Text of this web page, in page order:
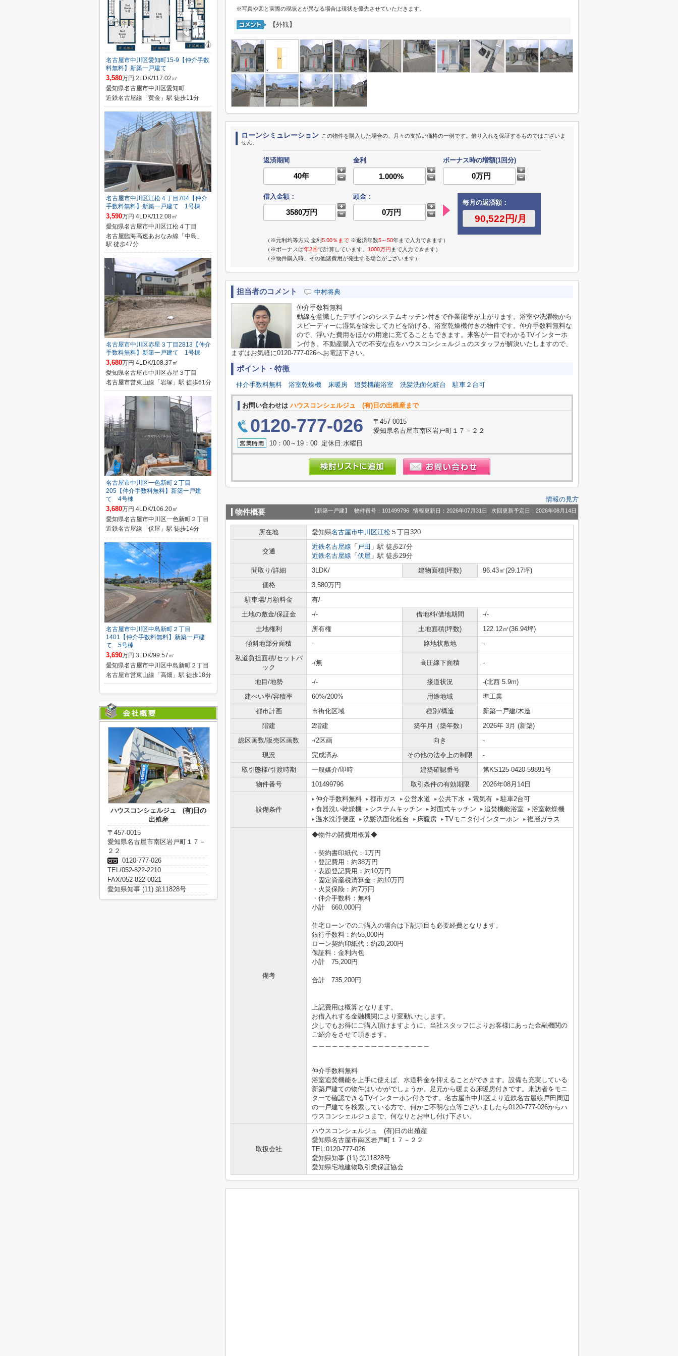
※写真や図と実際の現状とが異なる場合は現状を優先させていただきます。
【外観】
ローンシミュレーション この物件を購入した場合の、月々の支払い価格の一例です。借り入れを保証するものではございま
せん。
返済期間 金利 ボーナス時の増額(1回分)
借入金額：
頭金：
毎月の返済額：
（※元利均等方式 金利5.00％まで ※返済年数5～50年まで入力できます）
（※ボーナスは年2回で計算しています。 1000万円 まで入力できます）
（※物件購入時、その他諸費用が発生する場合がございます）
担当者のコメント 中村将典
仲介手数料無料
動線を意識したデザインのシステムキッチン付きで作業能率が上がります。浴室や洗濯物から
スピーディーに湿気を除去してカビを防げる、浴室乾燥機付きの物件です。仲介手数料無料な
ので、浮いた費用をほかの用途に充てることもできます。来客が一目でわかるTVインターホ
ン付き。不動産購入での不安な点をハウスコンシェルジュのスタッフが解決いたしますので、
まずはお気軽に0120-777-026へお電話下さい。
ポイント・特徴
仲介手数料無料 浴室乾燥機 床暖房 追焚機能浴室 洗髪洗面化粧台 駐車２台可
お問い合わせは ハウスコンシェルジュ (有)日の出殖産まで
0120-777-026
〒457-0015
愛知県名古屋市南区岩戸町１７－２２
10：00～19：00 定休日:水曜日
情報の見方
物件概要 【新築一戸建】 物件番号：101499796 情報更新日：2026年07月31日 次回更新予定日：2026年08月14日
所在地 愛知県名古屋市中川区江松 ５丁目320
交通
近鉄名古屋線 「 戸田 」駅 徒歩27分
近鉄名古屋線 「 伏屋 」駅 徒歩29分
間取り/詳細
3LDK/ 建物面積(坪数)
96.43㎡(29.17坪)
価格
3,580万円
駐車場/月額料金
有/-
土地の敷金/保証金
-/- 借地料/借地期間
-/-
土地権利
所有権 土地面積(坪数)
122.12㎡(36.94坪)
傾斜地部分面積
- 路地状敷地
-
私道負担面積/セットバ
ック
-/無 高圧線下面積 -
地目/地勢 -/- 接道状況
-(北西 5.9m)
建ぺい率/容積率
60%/200% 用途地域
準工業
都市計画
市街化区域 種別/構造
新築一戸建/木造
階建
2階建 築年月（築年数）
2026年 3月 (新築)
総区画数/販売区画数
-/2区画 向き
-
現況
完成済み その他の法令上の制限
-
取引態様/引渡時期
一般媒介/即時 建築確認番号
第KS125-0420-59891号
物件番号
101499796 取引条件の有効期限 2026年08月14日
設備条件
仲介手数料無料 都市ガス 公営水道 公共下水 電気有
駐車2台可
食器洗い乾燥機
システムキッチン 対面式キッチン 追焚機能浴室
浴室乾燥機
温水洗浄便座
洗髪洗面化粧台 床暖房 TVモニタ付インターホン 複層ガラス
備考
◆物件の諸費用概算◆
・契約書印紙代：1万円
・登記費用：約38万円
・表題登記費用：約10万円
・固定資産税清算金：約10万円
・火災保険：約7万円
・仲介手数料：無料
小計 660,000円
住宅ローンでのご購入の場合は下記項目も必要経費となります。
銀行手数料：約55,000円
ローン契約印紙代：約20,200円
保証料：金利内包
小計 75,200円
合計 735,200円
上記費用は概算となります。
お借入れする金融機関により変動いたします。
少しでもお得にご購入頂けますように、当社スタッフによりお客様にあった金融機関の
ご紹介をさせて頂きます。
仲介手数料無料
浴室追焚機能を上手に使えば、水道料金を抑えることができます。設備も充実している
新築戸建ての物件はいかがでしょうか。足元から暖まる床暖房付きです。来訪者をモニ
ターで確認できるTVインターホン付きです。名古屋市中川区より近鉄名古屋線戸田周辺
の一戸建てを検索している方で、何かご不明な点等ございましたら0120-777-026からハ
ウスコンシェルジュまで、何なりとお申し付け下さい。
取扱会社
ハウスコンシェルジュ (有)日の出殖産
愛知県名古屋市南区岩戸町１７－２２
TEL:0120-777-026
愛知県知事 (11) 第11828号
愛知県宅地建物取引業保証協会
名古屋市中川区愛知町15-9【仲介手数
料無料】新築一戸建て
3,580万円 2LDK/117.02㎡
愛知県名古屋市中川区愛知町
近鉄名古屋線「黄金」駅 徒歩11分
名古屋市中川区江松４丁目704【仲介
手数料無料】新築一戸建て 1号棟
3,590万円 4LDK/112.08㎡
愛知県名古屋市中川区江松４丁目
名古屋臨海高速あおなみ線「中島」
駅 徒歩47分
名古屋市中川区赤星３丁目2813【仲介
手数料無料】新築一戸建て 1号棟
3,680万円 4LDK/108.37㎡
愛知県名古屋市中川区赤星３丁目
名古屋市営東山線「岩塚」駅 徒歩61分
名古屋市中川区一色新町２丁目
205【仲介手数料無料】新築一戸建
て 4号棟
3,680万円 4LDK/106.20㎡
愛知県名古屋市中川区一色新町２丁目
近鉄名古屋線「伏屋」駅 徒歩14分
名古屋市中川区中島新町２丁目
1401【仲介手数料無料】新築一戸建
て 5号棟
3,690万円 3LDK/99.57㎡
愛知県名古屋市中川区中島新町２丁目
名古屋市営東山線「高畑」駅 徒歩18分
ハウスコンシェルジュ (有)日の
出殖産
〒457-0015
愛知県名古屋市南区岩戸町１７－
２２
0120-777-026
TEL/052-822-2210
FAX/052-822-0021
愛知県知事 (11) 第11828号